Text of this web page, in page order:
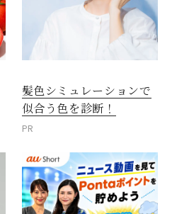
髪色シミュレーションで
似合う色を診断！
PR